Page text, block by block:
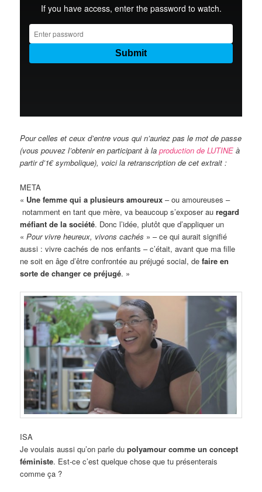
Pour celles et ceux d’entre vous qui n’auriez pas le mot de passe
(vous pouvez l’obtenir en participant à laproduction de LUTINE à
partir d’1€ symbolique), voici la retranscription de cet extrait :
META
« Une femme qui a plusieurs amoureux– ou amoureuses –
notamment en tant que mère, va beaucoup s’exposer auregard
méfiant de la société. Donc l’idée, plutôt que d’appliquer un
«Pour vivre heureux, vivons cachés » – ce qui aurait signifié
aussi : vivre cachés de nos enfants – c’était, avant que ma fille
ne soit en âge d’être confrontée au préjugé social, defaire en
sorte de changer ce préjugé. »
ISA
Je voulais aussi qu’on parle dupolyamour comme un concept
féministe. Est-ce c’est quelque chose que tu présenterais
comme ça ?